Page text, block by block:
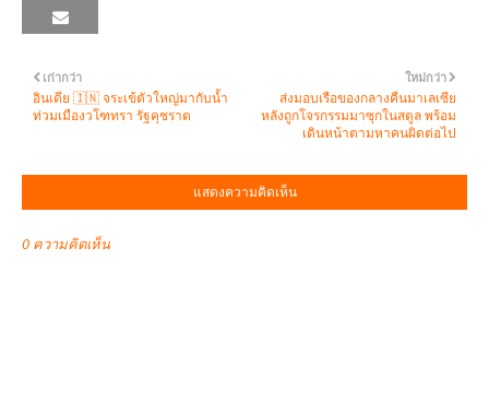
ใหม่กว่า
ส่งมอบเรือของกลางคืนมาเลเซีย
หลังถูกโจรกรรมมาซุกในสตูล พร้อม
เดินหน้าตามหาคนผิดต่อไป
เก่ากว่า
อินเดีย 🇮🇳 จระเข้ตัวใหญ่มากับน้ำ
ท่วมเมืองวโฑทรา รัฐคุชราต
แสดงความคิดเห็น
0 ความคิดเห็น